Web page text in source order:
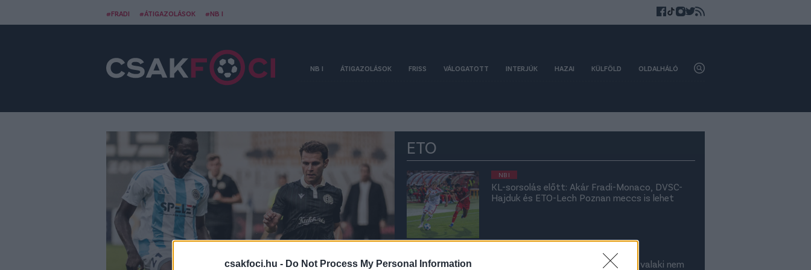
csakfoci.hu - Do Not Process My Personal Information
#FRADI #ÁTIGAZOLÁSOK #NB I
NB I ÁTIGAZOLÁSOK FRISS VÁLOGATOTT INTERJÚK HAZAI KÜLFÖLD OLDALHÁLÓ
ETO
NB I
KL-sorsolás előtt: Akár Fradi-Monaco, DVSC-
Hajduk és ETO-Lech Poznan meccs is lehet
Az ETO edzője a Vitális-ügyről: "Ha valaki nem